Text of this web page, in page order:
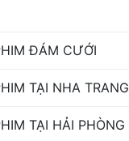
ĐÁM CƯỚI
TẠI NHA TRANG
TẠI HẢI PHÒNG